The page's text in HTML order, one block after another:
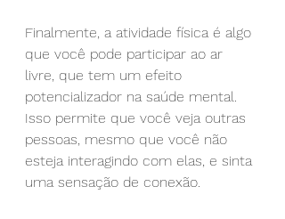
Finalmente, a atividade física é algo
que você pode participar ao ar
livre, que tem um efeito
potencializador na saúde mental.
Isso permite que você veja outras
pessoas, mesmo que você não
esteja interagindo com elas, e sinta
uma sensação de conexão.